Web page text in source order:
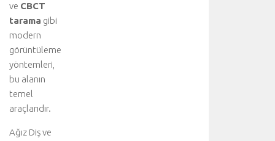
ve CBCT
tarama gibi
modern
görüntüleme
yöntemleri,
bu alanın
temel
araçlarıdır.
Ağız Diş ve